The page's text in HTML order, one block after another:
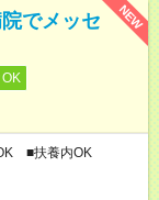
NEW
でメッセ
■扶養内OK